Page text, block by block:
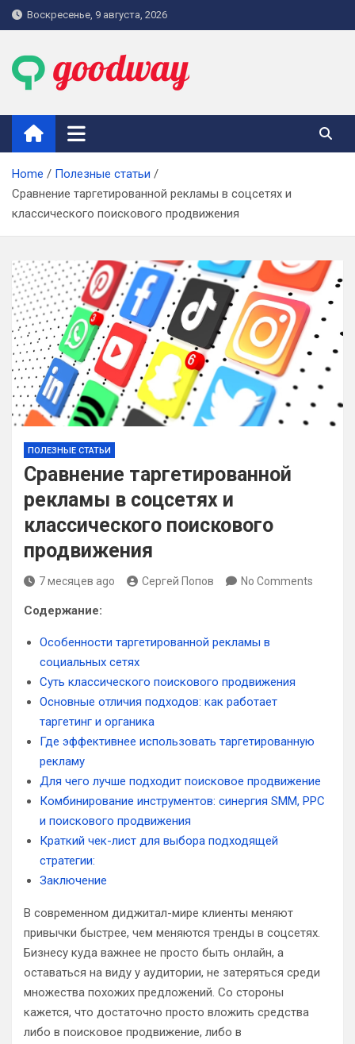
Skip
to
Воскресенье, 9 августа, 2026
goodway.com.ua
Home
Полезные статьи
Сравнение таргетированной рекламы в соцсетях и
классического поискового продвижения
ПОЛЕЗНЫЕ СТАТЬИ
Сравнение таргетированной
рекламы в соцсетях и
классического поискового
продвижения
7 месяцев ago Сергей Попов No Comments
Содержание:
Особенности таргетированной рекламы в
социальных сетях
Суть классического поискового продвижения
Основные отличия подходов: как работает
таргетинг и органика
Где эффективнее использовать таргетированную
рекламу
Для чего лучше подходит поисковое продвижение
Комбинирование инструментов: синергия SMM, PPC
и поискового продвижения
Краткий чек-лист для выбора подходящей
стратегии:
Заключение
В современном диджитал-мире клиенты меняют
привычки быстрее, чем меняются тренды в соцсетях.
Бизнесу куда важнее не просто быть онлайн, а
оставаться на виду у аудитории, не затеряться среди
множества похожих предложений. Со стороны
кажется, что достаточно просто вложить средства
либо в поисковое продвижение, либо в